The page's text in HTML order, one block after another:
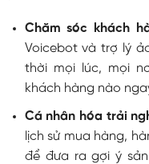
Chăm sóc khách
Voicebot và trợ lý
thời mọi lúc, mọi
khách hàng nào
Cá nhân hóa trải
lịch sử mua hàng,
để đưa ra gợi ý